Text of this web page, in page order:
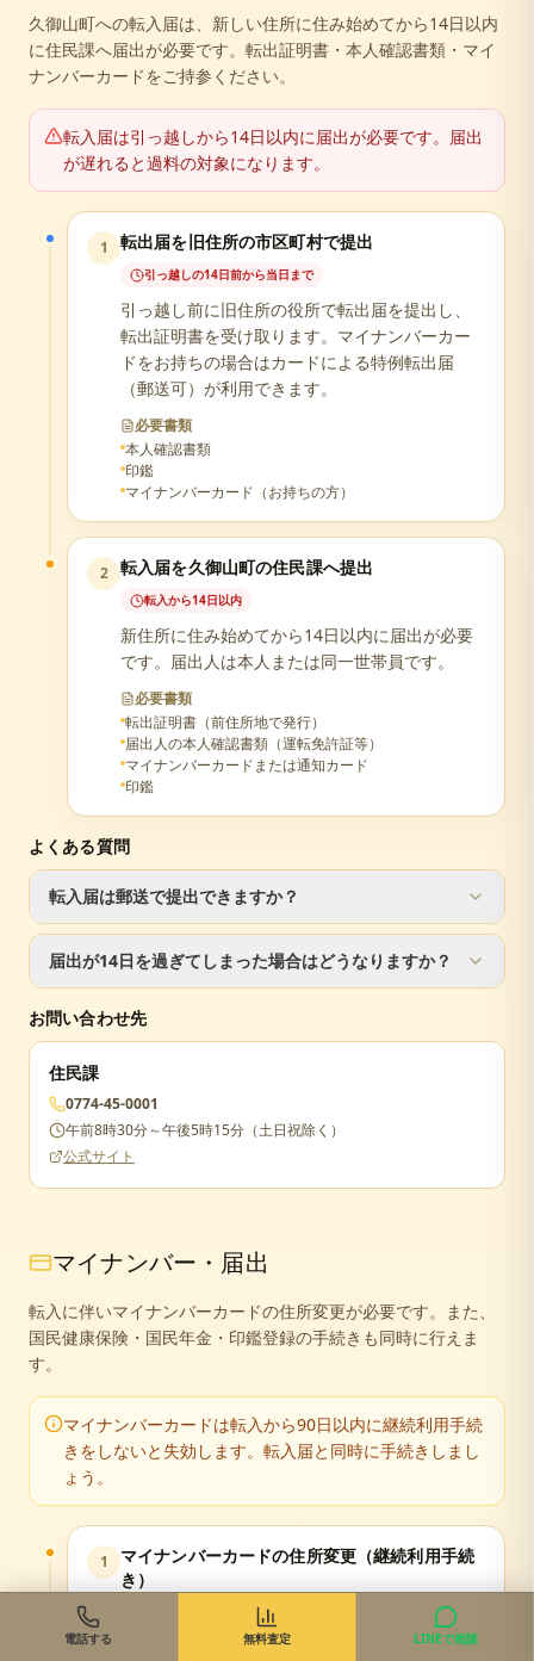
久御山町への転入届は、新しい住所に住み始めてから14日以内
に住民課へ届出が必要です。転出証明書・本人確認書類・マイ
ナンバーカードをご持参ください。
転入届は引っ越しから14日以内に届出が必要です。届出
が遅れると過料の対象になります。
1 転出届を旧住所の市区町村で提出
引っ越しの14日前から当日まで
引っ越し前に旧住所の役所で転出届を提出し、
転出証明書を受け取ります。マイナンバーカー
ドをお持ちの場合はカードによる特例転出届
（郵送可）が利用できます。
必要書類
本人確認書類
印鑑
マイナンバーカード（お持ちの方）
2 転入届を久御山町の住民課へ提出
転入から14日以内
新住所に住み始めてから14日以内に届出が必要
です。届出人は本人または同一世帯員です。
必要書類
転出証明書（前住所地で発行）
届出人の本人確認書類（運転免許証等）
マイナンバーカードまたは通知カード
印鑑
よくある質問
転入届は郵送で提出できますか？
転入届は窓口での手続きが必要です。ただし、転出届は郵
送で手続き可能です。
届出が14日を過ぎてしまった場合はどうなりますか？
ない場合は5万円以下の過料が科されることがあります。
お問い合わせ先
住民課
0774-45-0001
午前8時30分～午後5時15分（土日祝除く）
公式サイト
マイナンバー・届出
転入に伴いマイナンバーカードの住所変更が必要です。また、
国民健康保険・国民年金・印鑑登録の手続きも同時に行えま
す。
マイナンバーカードは転入から90日以内に継続利用手続
きをしないと失効します。転入届と同時に手続きしまし
ょう。
1
マイナンバーカードの住所変更（継続利用手続
き）
転入届と同時に住民課で手続きできます。暗証
電話する 無料査定 LINEで相談